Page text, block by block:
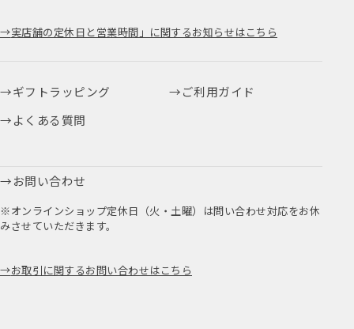
実店舗の定休日と営業時間」に関するお知らせはこちら
ギフトラッピング
ご利用ガイド
よくある質問
お問い合わせ
※オンラインショップ定休日（火・土曜）は問い合わせ対応をお休
みさせていただきます。
お取引に関するお問い合わせはこちら